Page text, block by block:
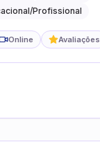
Profissional
Online Avaliações